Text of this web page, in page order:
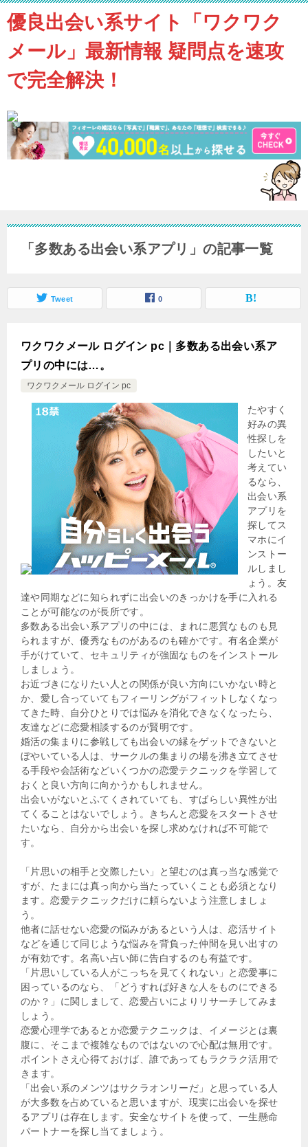
優良出会い系サイト「ワクワク
メール」最新情報 疑問点を速攻
で完全解決！
「多数ある出会い系アプリ」の記事一覧
Tweet 0
ワクワクメール ログイン pc｜多数ある出会い系ア
プリの中には…。
ワクワクメール ログイン pc
たやすく
好みの異
性探しを
したいと
考えてい
るなら、
出会い系
アプリを
探してス
マホにイ
ンストー
ルしまし
ょう。友
達や同期などに知られずに出会いのきっかけを手に入れる
ことが可能なのが長所です。
多数ある出会い系アプリの中には、まれに悪質なものも見
られますが、優秀なものがあるのも確かです。有名企業が
手がけていて、セキュリティが強固なものをインストール
しましょう。
お近づきになりたい人との関係が良い方向にいかない時と
か、愛し合っていてもフィーリングがフィットしなくなっ
てきた時、自分ひとりでは悩みを消化できなくなったら、
友達などに恋愛相談するのが賢明です。
婚活の集まりに参戦しても出会いの縁をゲットできないと
ぼやいている人は、サークルの集まりの場を沸き立てさせ
る手段や会話術などいくつかの恋愛テクニックを学習して
おくと良い方向に向かうかもしれません。
出会いがないとふてくされていても、すばらしい異性が出
てくることはないでしょう。きちんと恋愛をスタートさせ
たいなら、自分から出会いを探し求めなければ不可能で
す。
「片思いの相手と交際したい」と望むのは真っ当な感覚で
すが、たまには真っ向から当たっていくことも必須となり
ます。恋愛テクニックだけに頼らないよう注意しましょ
う。
他者に話せない恋愛の悩みがあるという人は、恋活サイト
などを通じて同じような悩みを背負った仲間を見い出すの
が有効です。名高い占い師に告白するのも有益です。
「片思いしている人がこっちを見てくれない」と恋愛事に
困っているのなら、「どうすれば好きな人をものにできる
のか？」に関しまして、恋愛占いによりリサーチしてみま
しょう。
恋愛心理学であるとか恋愛テクニックは、イメージとは裏
腹に、そこまで複雑なものではないので心配は無用です。
ポイントさえ心得ておけば、誰であってもラクラク活用で
きます。
「出会い系のメンツはサクラオンリーだ」と思っている人
が大多数を占めていると思いますが、現実に出会いを探せ
るアプリは存在します。安全なサイトを使って、一生懸命
パートナーを探し当てましょう。